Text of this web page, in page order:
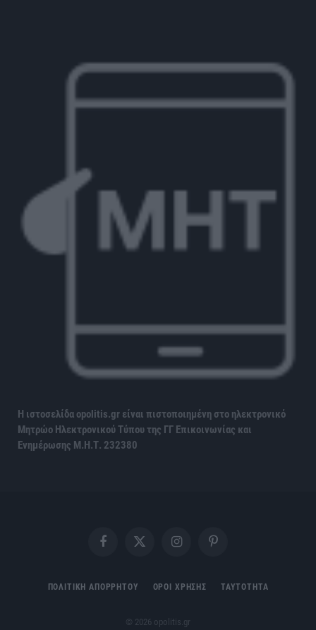
Η ιστοσελίδα opolitis.gr είναι πιστοποιημένη στο ηλεκτρονικό
Μητρώο Ηλεκτρονικού Τύπου της ΓΓ Επικοινωνίας και
Ενημέρωσης Μ.Η.Τ. 232380
FacebookX
InstagramPinterest
ΠΟΛΙΤΙΚΗ ΑΠΟΡΡΗΤΟΥ ΟΡΟΙ ΧΡΗΣΗΣ ΤΑΥΤΟΤΗΤΑ
© 2026 opolitis.gr